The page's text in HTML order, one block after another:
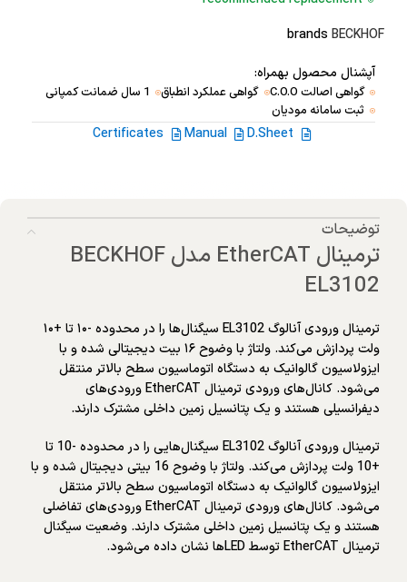
brands BECKHOF
آپشنال محصول بهمراه:
گواهی اصالت C.O.O گواهی عملکرد انطباق
1 سال ضمانت کمپانی
ثبت سامانه مودیان
D.Sheet
Manual
Certificates
توضیحات
ترمینال EtherCAT مدل BECKHOF
EL3102
ترمینال ورودی آنالوگ EL3102 سیگنال‌ها را در محدوده -۱۰ تا +۱۰
ولت پردازش می‌کند. ولتاژ با وضوح ۱۶ بیت دیجیتالی شده و با
ایزولاسیون گالوانیک به دستگاه اتوماسیون سطح بالاتر منتقل
می‌شود. کانال‌های ورودی ترمینال EtherCAT ورودی‌های
دیفرانسیلی هستند و یک پتانسیل زمین داخلی مشترک دارند.
ترمینال ورودی آنالوگ EL3102 سیگنال‌هایی را در محدوده -10 تا
+10 ولت پردازش می‌کند. ولتاژ با وضوح 16 بیتی دیجیتال شده و با
ایزولاسیون گالوانیک به دستگاه اتوماسیون سطح بالاتر منتقل
می‌شود. کانال‌های ورودی ترمینال EtherCAT ورودی‌های تفاضلی
هستند و یک پتانسیل زمین داخلی مشترک دارند. وضعیت سیگنال
ترمینال EtherCAT توسط LEDها نشان داده می‌شود.